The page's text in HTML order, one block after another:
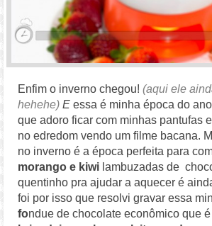
Enfim o inverno chegou! (aqui ele
hehehe) Eessa é minha época do
que adoro ficar com minhas pantufas
no edredom vendo um filme bacana.
no inverno é a época perfeita para
morango e kiwi lambuzadas de
quentinho pra ajudar a aquecer é
foi por isso que resolvi gravar essa
fondue de chocolate econômico que